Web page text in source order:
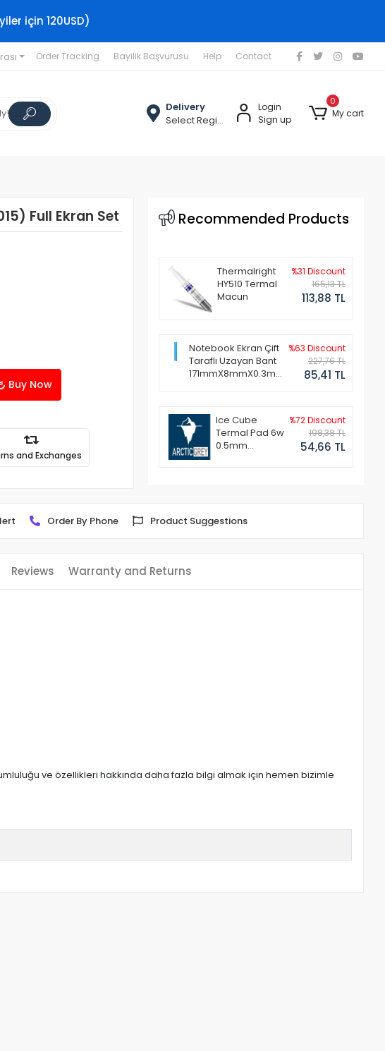
için 120USD)
Order Tracking Bayilik Başvurusu Help Contact
Delivery
Select Region
Login
Sign up
0
My cart
Full Ekran Set
Buy Now
and Exchanges
Recommended Products
Thermalright
HY510 Termal
Macun
%31 Discount
165,13 TL
113,88 TL
Notebook Ekran Çift
Taraflı Uzayan Bant
171mmX8mmX0.3mm
%63 Discount
227,76 TL
85,41 TL
Ice Cube
Termal Pad 6w
0.5mm
%72 Discount
198,38 TL
54,66 TL
Order By Phone Product Suggestions
Reviews Warranty and Returns
ve özellikleri hakkında daha fazla bilgi almak için hemen bizimle